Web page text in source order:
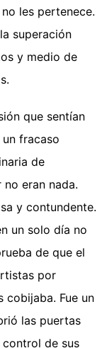
les pertenece.
superación
y medio de
que sentían
fracaso
de
no eran nada.
y contundente.
un solo día no
de que el
por
cobijaba. Fue un
las puertas
de sus